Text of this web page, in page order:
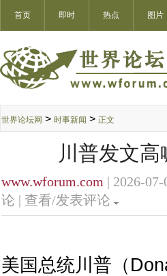
首页 即时 热点 图片
世界论坛网 > 时事新闻 > 正文
川普发文
www.wforum.com | 2026-
论 | 查看/发表评论
美国总统川普（